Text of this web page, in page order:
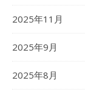
2025年11月
2025年9月
2025年8月